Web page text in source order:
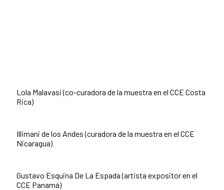
Lola Malavasi (co-curadora de la muestra en el CCE Costa
Rica)
Illimani de los Andes (curadora de la muestra en el CCE
Nicaragua)
Gustavo Esquina De La Espada (artista expositor en el
CCE Panamá)